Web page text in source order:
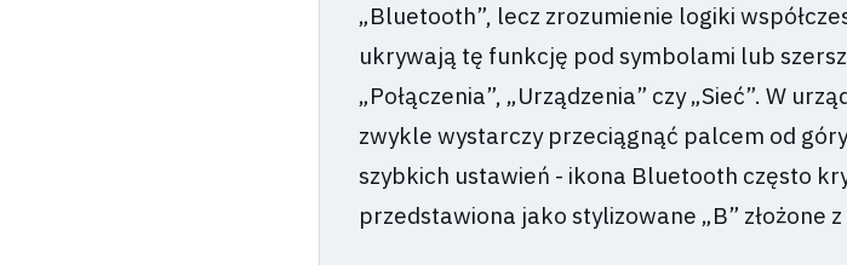
„Bluetooth”, lecz zrozumienie logiki
ukrywają tę funkcję pod symbolami lub
„Połączenia”, „Urządzenia” czy „Sieć”. W
zwykle wystarczy przeciągnąć palcem od
szybkich ustawień - ikona Bluetooth często
przedstawiona jako stylizowane „B” złożone